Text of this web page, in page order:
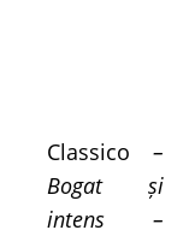
Classico –
Bogat și
intens –